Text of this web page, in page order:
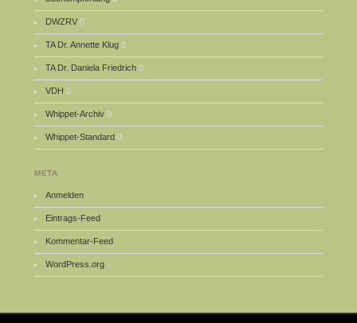
DWZRV 0
TA Dr. Annette Klug 0
TA Dr. Daniela Friedrich 0
VDH 0
Whippet-Archiv 0
Whippet-Standard 0
META
Anmelden
Eintrags-Feed
Kommentar-Feed
WordPress.org